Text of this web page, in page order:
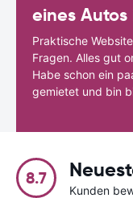
eines
Praktische
Fragen. Alles gut
Habe schon ein
gemietet und bin
8.7
Kunden